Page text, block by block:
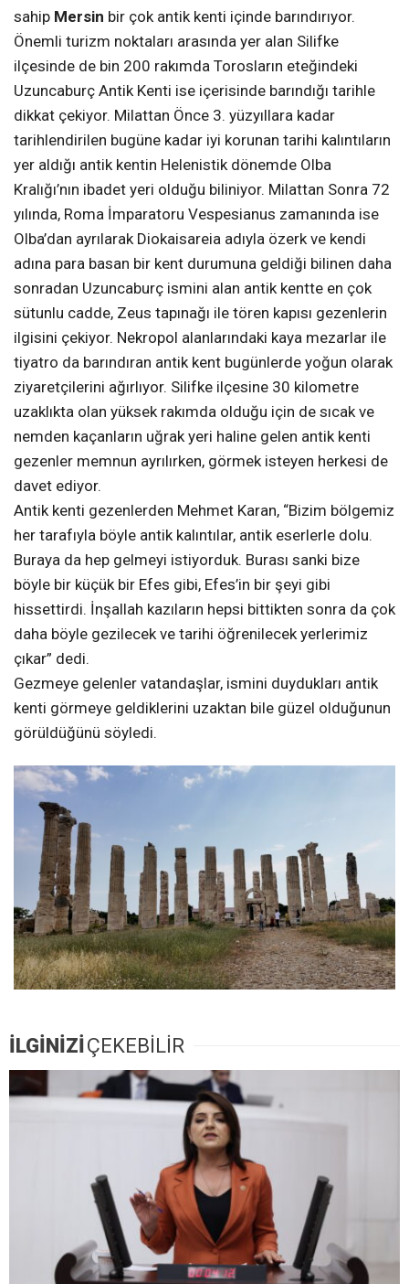
sahip Mersin bir çok antik kenti içinde barındırıyor.
Önemli turizm noktaları arasında yer alan Silifke
ilçesinde de bin 200 rakımda Torosların eteğindeki
Uzuncaburç Antik Kenti ise içerisinde barındığı tarihle
dikkat çekiyor. Milattan Önce 3. yüzyıllara kadar
tarihlendirilen bugüne kadar iyi korunan tarihi kalıntıların
yer aldığı antik kentin Helenistik dönemde Olba
Kralığı’nın ibadet yeri olduğu biliniyor. Milattan Sonra 72
yılında, Roma İmparatoru Vespesianus zamanında ise
Olba’dan ayrılarak Diokaisareia adıyla özerk ve kendi
adına para basan bir kent durumuna geldiği bilinen daha
sonradan Uzuncaburç ismini alan antik kentte en çok
sütunlu cadde, Zeus tapınağı ile tören kapısı gezenlerin
ilgisini çekiyor. Nekropol alanlarındaki kaya mezarlar ile
tiyatro da barındıran antik kent bugünlerde yoğun olarak
ziyaretçilerini ağırlıyor. Silifke ilçesine 30 kilometre
uzaklıkta olan yüksek rakımda olduğu için de sıcak ve
nemden kaçanların uğrak yeri haline gelen antik kenti
gezenler memnun ayrılırken, görmek isteyen herkesi de
davet ediyor.
Antik kenti gezenlerden Mehmet Karan, “Bizim bölgemiz
her tarafıyla böyle antik kalıntılar, antik eserlerle dolu.
Buraya da hep gelmeyi istiyorduk. Burası sanki bize
böyle bir küçük bir Efes gibi, Efes’in bir şeyi gibi
hissettirdi. İnşallah kazıların hepsi bittikten sonra da çok
daha böyle gezilecek ve tarihi öğrenilecek yerlerimiz
çıkar” dedi.
Gezmeye gelenler vatandaşlar, ismini duydukları antik
kenti görmeye geldiklerini uzaktan bile güzel olduğunun
görüldüğünü söyledi.
İLGİNİZİÇEKEBİLİR